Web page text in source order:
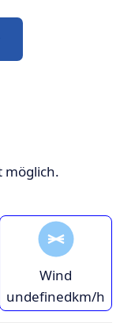
möglich.
Wind
undefinedkm/h